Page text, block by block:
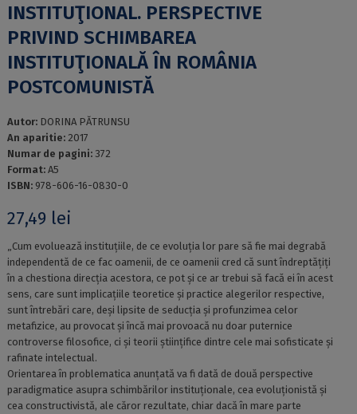
INSTITUŢIONAL. PERSPECTIVE
PRIVIND SCHIMBAREA
INSTITUŢIONALĂ ÎN ROMÂNIA
POSTCOMUNISTĂ
Autor: DORINA PĂTRUNSU
An aparitie: 2017
Numar de pagini: 372
Format: A5
ISBN: 978-606-16-0830-0
27,49 lei
„Cum evoluează instituțiile, de ce evoluția lor pare să fie mai degrabă
independentă de ce fac oamenii, de ce oamenii cred că sunt îndreptățiți
în a chestiona direcția acestora, ce pot și ce ar trebui să facă ei în acest
sens, care sunt implicațiile teoretice și practice alegerilor respective,
sunt întrebări care, deși lipsite de seducția și profunzimea celor
metafizice, au provocat și încă mai provoacă nu doar puternice
controverse filosofice, ci și teorii științifice dintre cele mai sofisticate și
rafinate intelectual.
Orientarea în problematica anunțată va fi dată de două perspective
paradigmatice asupra schimbărilor instituționale, cea evoluționistă și
cea constructivistă, ale căror rezultate, chiar dacă în mare parte